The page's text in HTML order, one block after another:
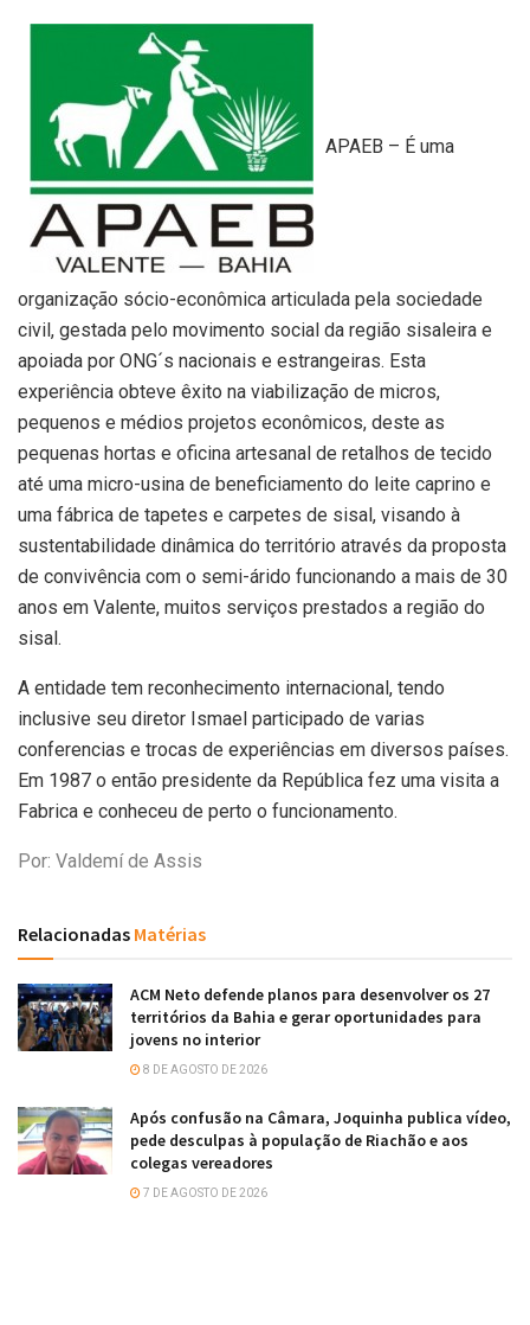
APAEB – É uma
organização sócio-econômica articulada pela sociedade
civil, gestada pelo movimento social da região sisaleira e
apoiada por ONG´s nacionais e estrangeiras. Esta
experiência obteve êxito na viabilização de micros,
pequenos e médios projetos econômicos, deste as
pequenas hortas e oficina artesanal de retalhos de tecido
até uma micro-usina de beneficiamento do leite caprino e
uma fábrica de tapetes e carpetes de sisal, visando à
sustentabilidade dinâmica do território através da proposta
de convivência com o semi-árido funcionando a mais de 30
anos em Valente, muitos serviços prestados a região do
sisal.
A entidade tem reconhecimento internacional, tendo
inclusive seu diretor Ismael participado de varias
conferencias e trocas de experiências em diversos países.
Em 1987 o então presidente da República fez uma visita a
Fabrica e conheceu de perto o funcionamento.
Por: Valdemí de Assis
Relacionadas Matérias
ACM Neto defende planos para desenvolver os 27
territórios da Bahia e gerar oportunidades para
jovens no interior
8 DE AGOSTO DE 2026
Após confusão na Câmara, Joquinha publica vídeo,
pede desculpas à população de Riachão e aos
colegas vereadores
7 DE AGOSTO DE 2026